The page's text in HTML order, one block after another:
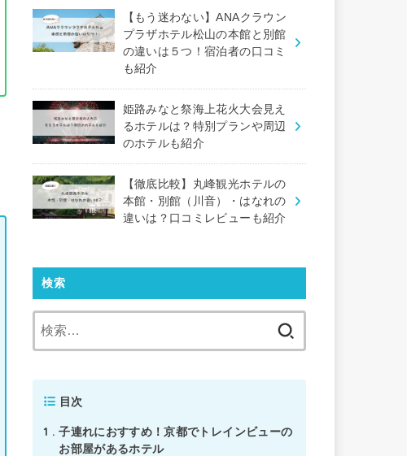
【もう迷わない】ANAクラウン
プラザホテル松山の本館と別館
の違いは５つ！宿泊者の口コミ
も紹介
姫路みなと祭海上花火大会見え
るホテルは？特別プランや周辺
のホテルも紹介
【徹底比較】丸峰観光ホテルの
本館・別館（川音）・はなれの
違いは？口コミレビューも紹介
検索
目次
1
子連れにおすすめ！京都でトレインビューの
お部屋があるホテル